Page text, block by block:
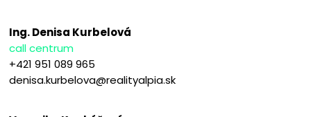
Ing. Denisa Kurbelová
call centrum
+421 951 089 965
denisa.kurbelova@realityalpia.sk